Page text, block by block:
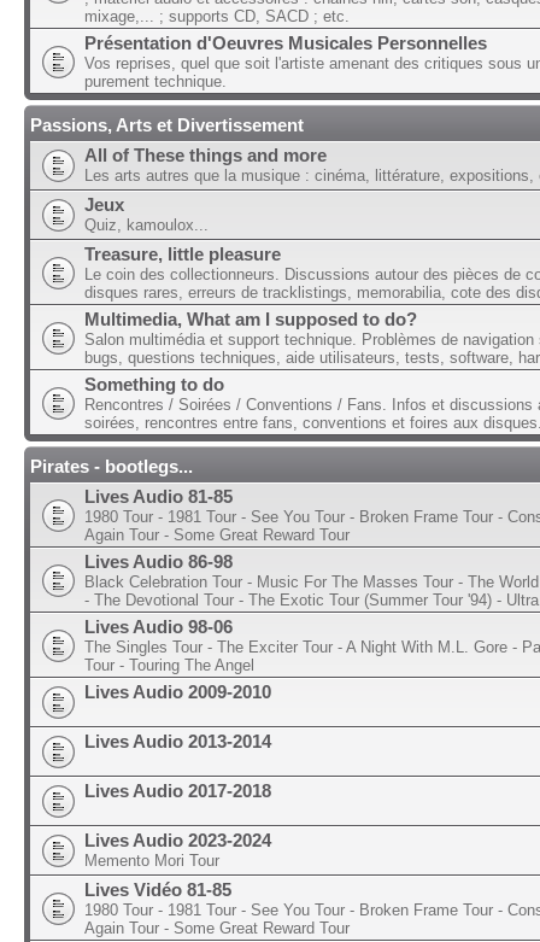
mixage,... ; supports CD, SACD ; etc.
Présentation d'Oeuvres Musicales Personnelles
Vos reprises, quel que soit l'artiste amenant des critiques sous
purement technique.
Passions, Arts et Divertissement
All of These things and more
Les arts autres que la musique : cinéma, littérature, expositions,
Jeux
Quiz, kamoulox...
Treasure, little pleasure
Le coin des collectionneurs. Discussions autour des pièces de
disques rares, erreurs de tracklistings, memorabilia, cote des
Multimedia, What am I supposed to do?
Salon multimédia et support technique. Problèmes de navigation
bugs, questions techniques, aide utilisateurs, tests, software,
Something to do
Rencontres / Soirées / Conventions / Fans. Infos et discussions
soirées, rencontres entre fans, conventions et foires aux
Pirates - bootlegs...
Lives Audio 81-85
1980 Tour - 1981 Tour - See You Tour - Broken Frame Tour -
Again Tour - Some Great Reward Tour
Lives Audio 86-98
Black Celebration Tour - Music For The Masses Tour - The
- The Devotional Tour - The Exotic Tour (Summer Tour '94) -
Lives Audio 98-06
The Singles Tour - The Exciter Tour - A Night With M.L. Gore -
Tour - Touring The Angel
Lives Audio 2009-2010
Lives Audio 2013-2014
Lives Audio 2017-2018
Lives Audio 2023-2024
Memento Mori Tour
Lives Vidéo 81-85
1980 Tour - 1981 Tour - See You Tour - Broken Frame Tour -
Again Tour - Some Great Reward Tour